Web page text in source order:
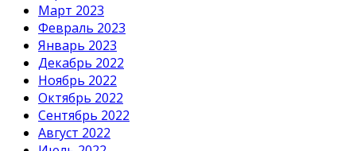
Март 2023
Февраль 2023
Январь 2023
Декабрь 2022
Ноябрь 2022
Октябрь 2022
Сентябрь 2022
Август 2022